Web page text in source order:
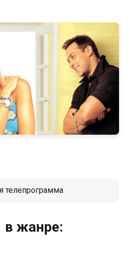
телепрограмма
жанре: